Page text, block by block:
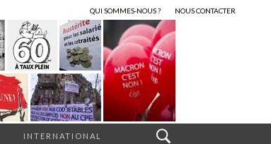
QUI SOMMES-NOUS ? NOUS CONTACTER
INTERNATIONAL